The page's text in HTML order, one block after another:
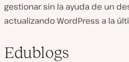
gestionar sin la ayuda de un
actualizando WordPress a la
Edublogs